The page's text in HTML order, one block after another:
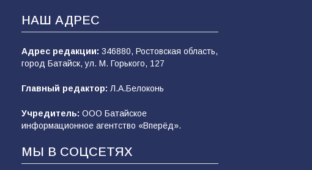
НАШ АДРЕС
Адрес редакции: 346880, Ростовская область,
город Батайск, ул. М. Горького, 127
Главный редактор: Л.А.Белоконь
Учредитель: ООО Батайское
информационное агентство «Вперёд».
МЫ В СОЦСЕТЯХ